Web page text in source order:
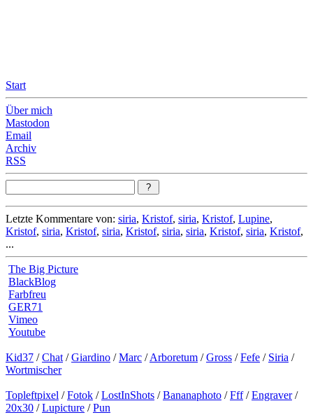
Start
Über mich
Mastodon
Email
Archiv
RSS
Letzte Kommentare von: siria, Kristof, siria, Kristof, Lupine,
Kristof, siria, Kristof, siria, Kristof, siria, siria, Kristof, siria, Kristof,
...
The Big Picture
BlackBlog
Farbfreu
GER71
Vimeo
Youtube
Kid37 /Chat /Giardino /Marc /Arboretum /Gross /Fefe / Siria /
Wortmischer
Topleftpixel /Fotok /LostInShots /Bananaphoto /Fff/Engraver/
20x30 /Lupicture /Pun